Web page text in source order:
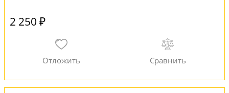
2 250 ₽